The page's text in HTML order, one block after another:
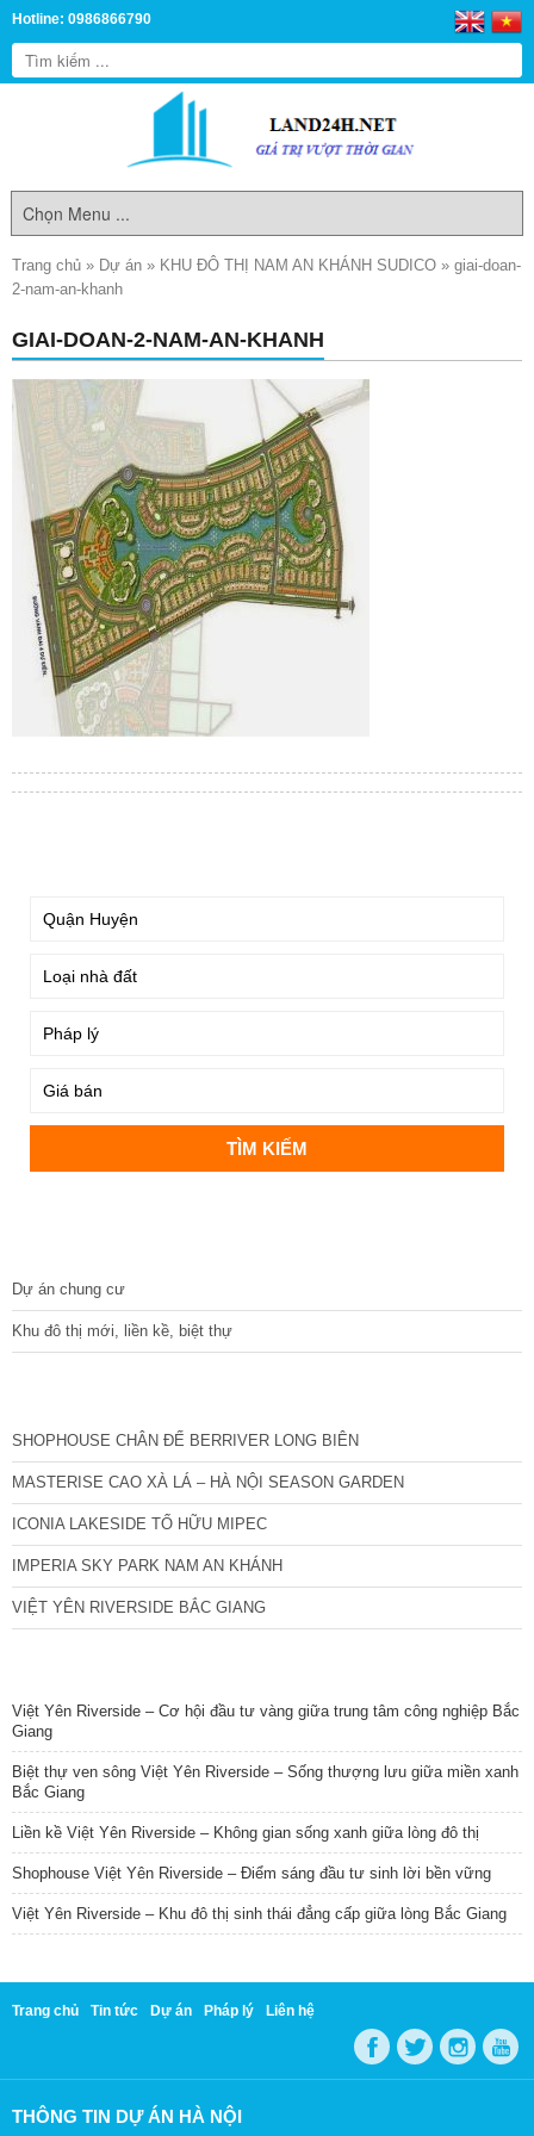
Hotline: 0986866790
Trang chủ » Dự án » KHU ĐÔ THỊ NAM AN KHÁNH SUDICO » giai-doan-
2-nam-an-khanh
GIAI-DOAN-2-NAM-AN-KHANH
Dự án chung cư
Khu đô thị mới, liền kề, biệt thự
SHOPHOUSE CHÂN ĐẾ BERRIVER LONG BIÊN
MASTERISE CAO XÀ LÁ – HÀ NỘI SEASON GARDEN
ICONIA LAKESIDE TỐ HỮU MIPEC
IMPERIA SKY PARK NAM AN KHÁNH
VIỆT YÊN RIVERSIDE BẮC GIANG
Việt Yên Riverside – Cơ hội đầu tư vàng giữa trung tâm công nghiệp Bắc
Giang
Biệt thự ven sông Việt Yên Riverside – Sống thượng lưu giữa miền xanh
Bắc Giang
Liền kề Việt Yên Riverside – Không gian sống xanh giữa lòng đô thị
Shophouse Việt Yên Riverside – Điểm sáng đầu tư sinh lời bền vững
Việt Yên Riverside – Khu đô thị sinh thái đẳng cấp giữa lòng Bắc Giang
Trang chủ Tin tức Dự án Pháp lý Liên hệ
THÔNG TIN DỰ ÁN HÀ NỘI